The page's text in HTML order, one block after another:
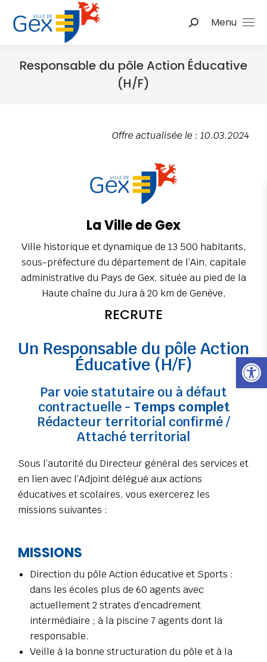
Ouvrir
Menu
Responsable du pôle Action Éducative
(H/F)
Offre actualisée le : 10.03.2024
La Ville de Gex
Ville historique et dynamique de 13 500 habitants,
sous-préfecture du département de l’Ain, capitale
administrative du Pays de Gex, située au pied de la
Haute chaîne du Jura à 20 km de Genève,
RECRUTE
Un Responsable du pôle Action
Éducative (H/F)
Par voie statutaire ou à défaut
contractuelle - Temps complet
Rédacteur territorial confirmé /
Attaché territorial
Sous l’autorité du Directeur général des services et
en lien avec l’Adjoint délégué aux actions
éducatives et scolaires, vous exercerez les
missions suivantes :
MISSIONS
Direction du pôle Action éducative et Sports :
dans les écoles plus de 60 agents avec
actuellement 2 strates d’encadrement
intermédiaire ; à la piscine 7 agents dont la
responsable.
Veille à la bonne structuration du pôle et à la